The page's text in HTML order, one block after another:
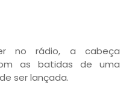
no rádio, a cabeça
as batidas de uma
ser lançada.